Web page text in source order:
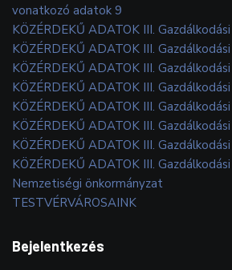
vonatkozó adatok 9
KÖZÉRDEKŰ ADATOK III.
KÖZÉRDEKŰ ADATOK III.
KÖZÉRDEKŰ ADATOK III.
KÖZÉRDEKŰ ADATOK III.
KÖZÉRDEKŰ ADATOK III.
KÖZÉRDEKŰ ADATOK III.
KÖZÉRDEKŰ ADATOK III.
KÖZÉRDEKŰ ADATOK III.
Nemzetiségi önkormányzat
TESTVÉRVÁROSAINK
Bejelentkezés